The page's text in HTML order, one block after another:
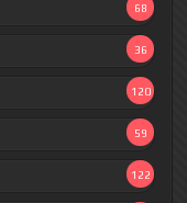
68
36
120
59
122